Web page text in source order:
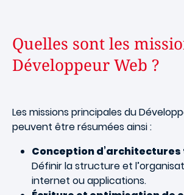
Quelles sont les
Développeur Web ?
Les missions principales du
peuvent être résumées ainsi :
Conception
Définir la structure et
internet ou applications.